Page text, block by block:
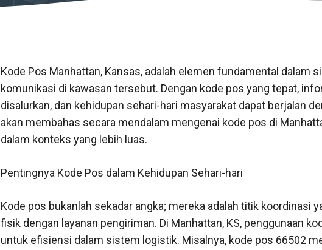
Kode Pos Manhattan, Kansas, adalah elemen fundamental dalam
komunikasi di kawasan tersebut. Dengan kode pos yang tepat,
disalurkan, dan kehidupan sehari-hari masyarakat dapat berjalan
akan membahas secara mendalam mengenai kode pos di
dalam konteks yang lebih luas.
Pentingnya Kode Pos dalam Kehidupan Sehari-hari
Kode pos bukanlah sekadar angka; mereka adalah titik koordinasi
fisik dengan layanan pengiriman. Di Manhattan, KS, penggunaan
untuk efisiensi dalam sistem logistik. Misalnya, kode pos 66502